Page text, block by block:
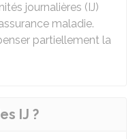
journalières (IJ)
maladie.
partiellement la
IJ ?